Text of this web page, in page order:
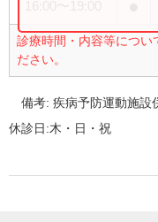
診療時間・内容等につい
ださい。
備考:疾病予防運動施設
休診日:木・日・祝